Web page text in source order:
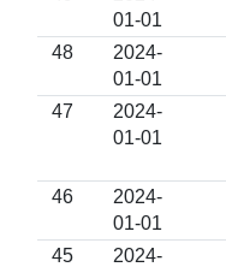
01-01
48
2024-
01-01
47
2024-
01-01
46
2024-
01-01
45
2024-